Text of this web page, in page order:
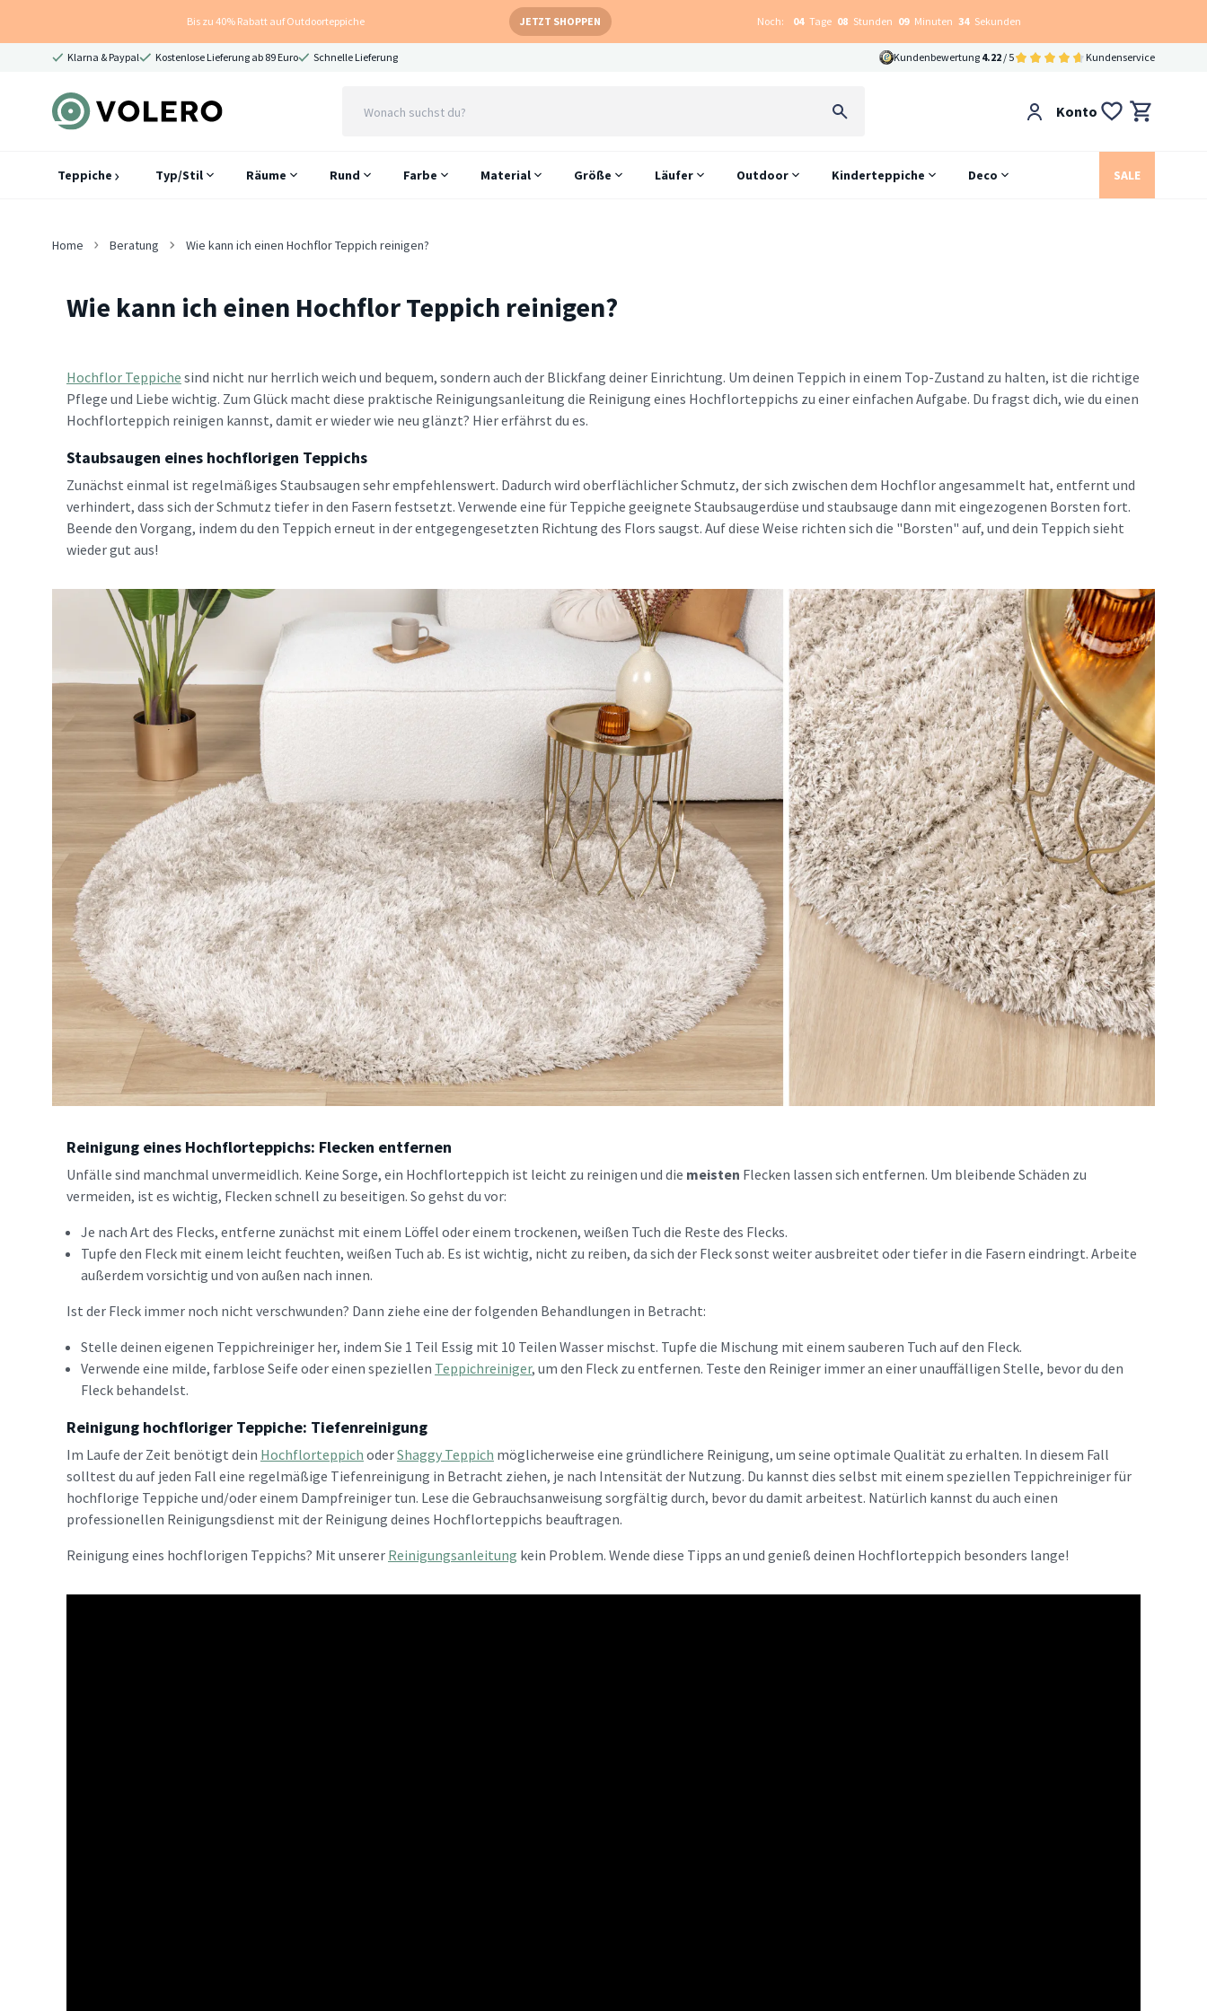
Bis zu 40% Rabatt auf Outdoorteppiche JETZT SHOPPEN Noch: 04 Tage 08 Stunden 09 Minuten 33 Sekunden
Klarna & Paypal Kostenlose Lieferung ab 89 Euro Schnelle Lieferung Kundenbewertung 4.22 / 5 Kundenservice
Konto
Teppiche Typ/Stil Räume Rund Farbe Material Größe Läufer Outdoor Kinderteppiche Deco SALE
Home Beratung Wie kann ich einen Hochflor Teppich reinigen?
Wie kann ich einen Hochflor Teppich reinigen?
Hochflor Teppiche sind nicht nur herrlich weich und bequem, sondern auch der Blickfang deiner Einrichtung. Um deinen Teppich in einem Top-Zustand zu halten, ist die richtige
Pflege und Liebe wichtig. Zum Glück macht diese praktische Reinigungsanleitung die Reinigung eines Hochflorteppichs zu einer einfachen Aufgabe. Du fragst dich, wie du einen
Hochflorteppich reinigen kannst, damit er wieder wie neu glänzt? Hier erfährst du es.
Staubsaugen eines hochflorigen Teppichs
Zunächst einmal ist regelmäßiges Staubsaugen sehr empfehlenswert. Dadurch wird oberflächlicher Schmutz, der sich zwischen dem Hochflor angesammelt hat, entfernt und
verhindert, dass sich der Schmutz tiefer in den Fasern festsetzt. Verwende eine für Teppiche geeignete Staubsaugerdüse und staubsauge dann mit eingezogenen Borsten fort.
Beende den Vorgang, indem du den Teppich erneut in der entgegengesetzten Richtung des Flors saugst. Auf diese Weise richten sich die "Borsten" auf, und dein Teppich sieht
wieder gut aus!
Reinigung eines Hochflorteppichs: Flecken entfernen
Unfälle sind manchmal unvermeidlich. Keine Sorge, ein Hochflorteppich ist leicht zu reinigen und die meisten Flecken lassen sich entfernen. Um bleibende Schäden zu
vermeiden, ist es wichtig, Flecken schnell zu beseitigen. So gehst du vor:
Je nach Art des Flecks, entferne zunächst mit einem Löffel oder einem trockenen, weißen Tuch die Reste des Flecks.
Tupfe den Fleck mit einem leicht feuchten, weißen Tuch ab. Es ist wichtig, nicht zu reiben, da sich der Fleck sonst weiter ausbreitet oder tiefer in die Fasern eindringt. Arbeite
außerdem vorsichtig und von außen nach innen.
Ist der Fleck immer noch nicht verschwunden? Dann ziehe eine der folgenden Behandlungen in Betracht:
Stelle deinen eigenen Teppichreiniger her, indem Sie 1 Teil Essig mit 10 Teilen Wasser mischst. Tupfe die Mischung mit einem sauberen Tuch auf den Fleck.
Verwende eine milde, farblose Seife oder einen speziellen Teppichreiniger, um den Fleck zu entfernen. Teste den Reiniger immer an einer unauffälligen Stelle, bevor du den
Fleck behandelst.
Reinigung hochfloriger Teppiche: Tiefenreinigung
Im Laufe der Zeit benötigt dein Hochflorteppich oderShaggy Teppich möglicherweise eine gründlichere Reinigung, um seine optimale Qualität zu erhalten. In diesem Fall
solltest du auf jeden Fall eine regelmäßige Tiefenreinigung in Betracht ziehen, je nach Intensität der Nutzung. Du kannst dies selbst mit einem speziellen Teppichreiniger für
hochflorige Teppiche und/oder einem Dampfreiniger tun. Lese die Gebrauchsanweisung sorgfältig durch, bevor du damit arbeitest. Natürlich kannst du auch einen
professionellen Reinigungsdienst mit der Reinigung deines Hochflorteppichs beauftragen.
Reinigung eines hochflorigen Teppichs? Mit unserer Reinigungsanleitung kein Problem. Wende diese Tipps an und genieß deinen Hochflorteppich besonders lange!